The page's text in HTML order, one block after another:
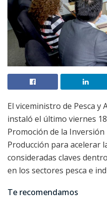
El viceministro de Pesca y
instaló el último viernes
Promoción de la Inversión
Producción para acelerar
consideradas claves
en los sectores pesca e
Te recomendamos